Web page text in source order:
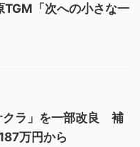
「次への小さな一
クラ」を一部改良 補
万円から